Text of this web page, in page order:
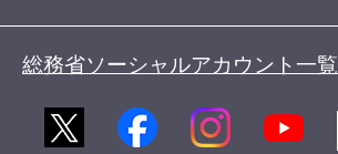
総務省ソーシャルアカウント一覧